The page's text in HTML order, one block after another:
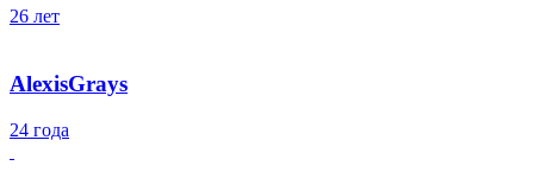
26 лет
AlexisGrays
24 года